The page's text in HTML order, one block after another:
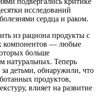
исследований
сердца и раком.
из рациона продукты с
компонентов — любые
больше
натуральных. Теперь
детьми, обнаружили, что
продуктов,
влияет на развитие